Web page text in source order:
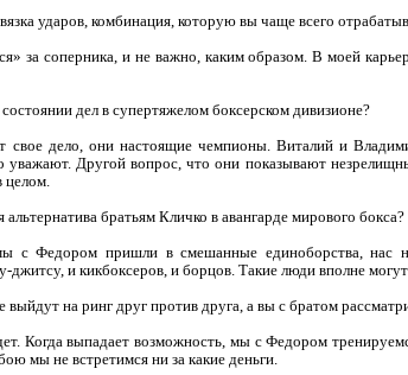
ударов, комбинация, которую вы чаще всего
за соперника, и не важно, каким образом. В моей
дел в супертяжелом боксерском дивизионе?
дело, они настоящие чемпионы. Виталий и
уважают. Другой вопрос, что они показывают
целом.
братьям Кличко в авангарде мирового бокса?
Федором пришли в смешанные единоборства, нас
джитсу, и кикбоксеров, и борцов. Такие люди вполне
выйдут на ринг друг против друга, а вы с братом
Когда выпадает возможность, мы с Федором
мы не встретимся ни за какие деньги.